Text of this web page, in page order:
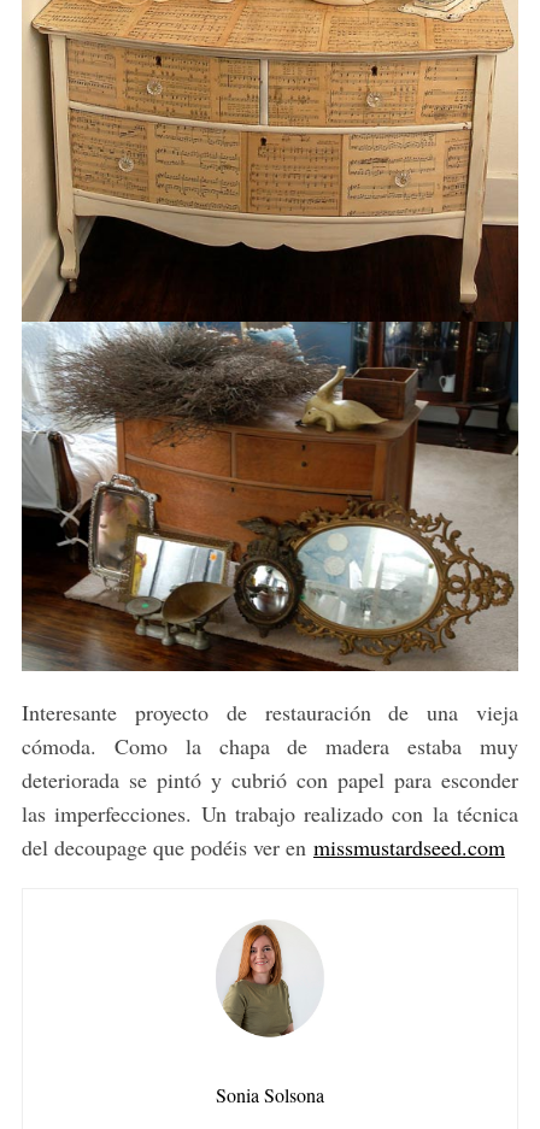
Interesante proyecto de restauración de una vieja
cómoda. Como la chapa de madera estaba muy
deteriorada se pintó y cubrió con papel para esconder
las imperfecciones. Un trabajo realizado con la técnica
del decoupage que podéis ver en missmustardseed.com
Sonia Solsona